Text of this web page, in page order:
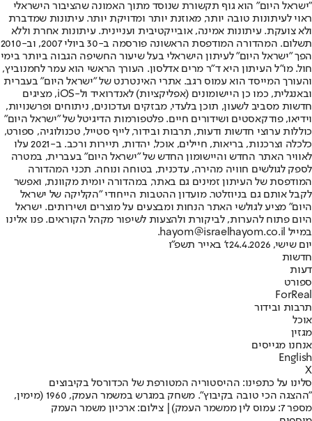
"ישראל היום" הוא גוף תקשורת שנוסד מתוך האמונה שהציבור הישראלי
ראוי לעיתונות טובה יותר, מאוזנת יותר ומדויקת יותר. עיתונות שמדברת
ולא צועקת. עיתונות אמינה, אובייקטיבית ועניינית. עיתונות אחרת וללא
תשלום. המהדורה המודפסת הראשונה פורסמה ב-30 ביולי 2007, וב-2010
הפך "ישראל היום" לעיתון הישראלי בעל שיעור החשיפה הגבוה ביותר בימי
חול. מו"ל העיתון היא ד"ר מרים אדלסון. העורך הראשי הוא עמר לחמנוביץ,
והעורך המייסד הוא עמוס רגב. אתרי האינטרנט של "ישראל היום" בעברית
ובאנגלית, כמו כן היישומונים (אפליקציות) לאנדרואיד ול-iOS, מציגים
חדשות מסביב לשעון, תוכן בלעדי, מבזקים ועדכונים, ניתוחים ופרשנויות,
וידיאו, פודקאסטים ושידורים חיים. פלטפורמות הדיגיטל של "ישראל היום"
כוללות ערוצי חדשות ודעות, תרבות ובידור, לייף סטייל, טכנולוגיה, ספורט,
כלכלה וצרכנות, בריאות, חיילים, אוכל, יהדות, תיירות ורכב. ב-2021 עלו
לאוויר האתר החדש והיישומון החדש של "ישראל היום" בעברית, במטרה
לספק לגולשים חוויה מהירה, עדכנית, בטוחה ונוחה. תכני המהדורה
המודפסת של העיתון זמינים גם באתר, במהדורה יומית מקוונת, ואפשר
לקבל אותם גם בניוזלטר. מועדון ההטבות הייחודי "הקליקה של ישראל
היום" מציע לגולשי האתר הנחות ומבצעים על מוצרים ושירותים. ישראל
היום פתוח להערות, לביקורת ולהצעות לשיפור מקהל הקוראים. פנו אלינו
במייל hayom@israelhayom.co.il.
יום שישי, 24.4.2026
ז' באייר תשפ"ו
חדשות
דעות
ספורט
ForReal
תרבות ובידור
אוכל
מגזין
אנחנו מגייסים
English
X
סלינו על כתפינו: ההיסטוריה המטורפת של הכדורסל בקיבוצים
"ההצגה הכי טובה בקיבוץ". משחק במגרש במשמר העמק, 1960 (מימין,
מספר 7: עמוס לין ממשמר העמק)| צילום: ארכיון משמר העמק